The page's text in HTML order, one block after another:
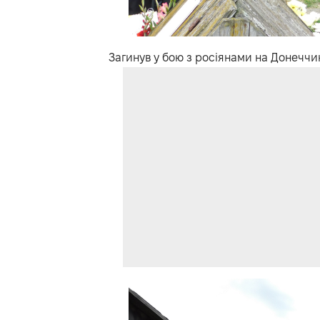
Загинув у бою з росіянами на